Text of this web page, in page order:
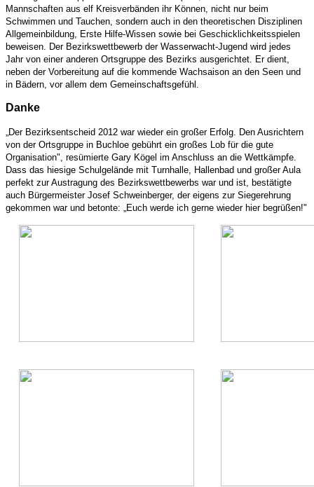
Mannschaften aus elf Kreisverbänden ihr Können, nicht nur beim
Schwimmen und Tauchen, sondern auch in den theoretischen Disziplinen
Allgemeinbildung, Erste Hilfe-Wissen sowie bei Geschicklichkeitsspielen
beweisen. Der Bezirkswettbewerb der Wasserwacht-Jugend wird jedes
Jahr von einer anderen Ortsgruppe des Bezirks ausgerichtet. Er dient,
neben der Vorbereitung auf die kommende Wachsaison an den Seen und
in Bädern, vor allem dem Gemeinschaftsgefühl.
Danke
„Der Bezirksentscheid 2012 war wieder ein großer Erfolg. Den Ausrichtern
von der Ortsgruppe in Buchloe gebührt ein großes Lob für die gute
Organisation", resümierte Gary Kögel im Anschluss an die Wettkämpfe.
Dass das hiesige Schulgelände mit Turnhalle, Hallenbad und großer Aula
perfekt zur Austragung des Bezirkswettbewerbs war und ist, bestätigte
auch Bürgermeister Josef Schweinberger, der eigens zur Siegerehrung
gekommen war und betonte: „Euch werde ich gerne wieder hier begrüßen!"